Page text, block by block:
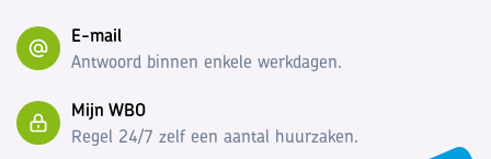
E-mail
Antwoord binnen enkele werkdagen.
Mijn WBO
Regel 24/7 zelf een aantal huurzaken.